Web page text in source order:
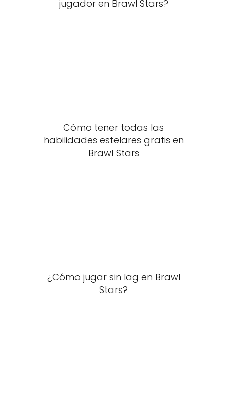
jugador en Brawl Stars?
Cómo tener todas las
habilidades estelares gratis en
Brawl Stars
¿Cómo jugar sin lag en Brawl
Stars?